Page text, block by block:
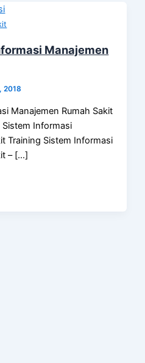
Manajemen
2018
Manajemen Rumah Sakit
Sistem Informasi
Training Sistem Informasi
– […]